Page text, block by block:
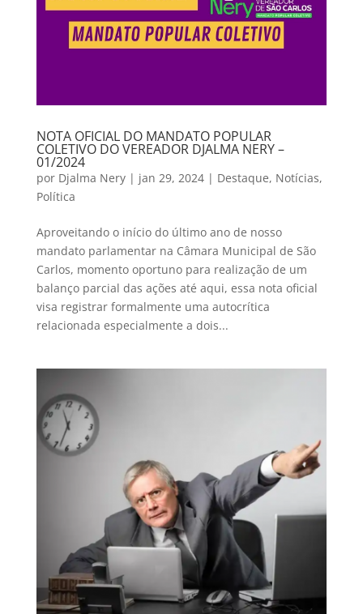
NOTA OFICIAL DO MANDATO POPULAR
COLETIVO DO VEREADOR DJALMA NERY –
01/2024
por Djalma Nery| jan 29, 2024| Destaque, Notícias,
Política
Aproveitando o início do último ano de nosso
mandato parlamentar na Câmara Municipal de São
Carlos, momento oportuno para realização de um
balanço parcial das ações até aqui, essa nota oficial
visa registrar formalmente uma autocrítica
relacionada especialmente a dois...